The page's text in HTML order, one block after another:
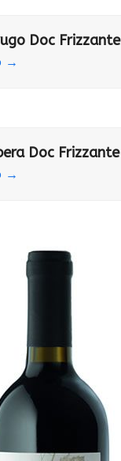
Doc Frizzante
→
Doc Frizzante
→